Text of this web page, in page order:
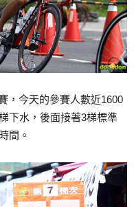
，今天的參賽人數近1600
下水，後面接著3梯標準
間。